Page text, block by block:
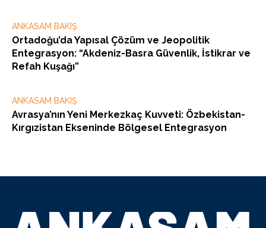
ANKASAM BAKIŞ
Ortadoğu’da Yapısal Çözüm ve Jeopolitik
Entegrasyon: “Akdeniz-Basra Güvenlik, İstikrar ve
Refah Kuşağı”
ANKASAM BAKIŞ
Avrasya’nın Yeni Merkezkaç Kuvveti: Özbekistan-
Kırgızistan Ekseninde Bölgesel Entegrasyon